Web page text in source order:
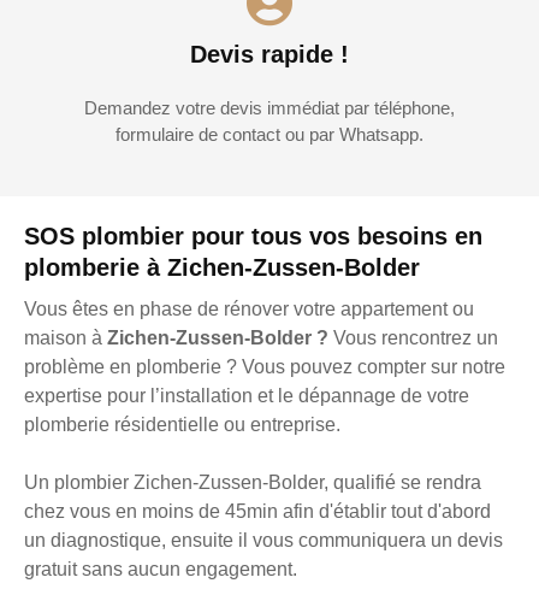
SOS plombier pour tous vos besoins en
plomberie à Zichen-Zussen-Bolder
Vous êtes en phase de rénover votre appartement ou
maison à Zichen-Zussen-Bolder ? Vous rencontrez un
problème en plomberie ? Vous pouvez compter sur notre
expertise pour l’installation et le dépannage de votre
plomberie résidentielle ou entreprise.
Un plombier Zichen-Zussen-Bolder, qualifié se rendra
chez vous en moins de 45min afin d'établir tout d'abord
un diagnostique, ensuite il vous communiquera un devis
gratuit sans aucun engagement.
Devis rapide !
Demandez votre devis immédiat par téléphone,
formulaire de contact ou par Whatsapp.